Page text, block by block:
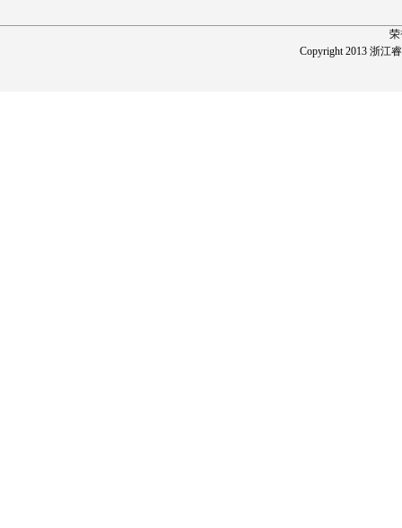
荣
Copyright 2013 浙江